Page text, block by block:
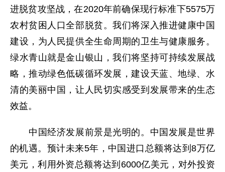
进脱贫攻坚战，在2020年前确保现行标准下5575万
农村贫困人口全部脱贫。我们将深入推进健康中国
建设，为人民提供全生命周期的卫生与健康服务。
绿水青山就是金山银山，我们将坚持可持续发展战
略，推动绿色低碳循环发展，建设天蓝、地绿、水
清的美丽中国，让人民切实感受到发展带来的生态
效益。
中国经济发展前景是光明的。中国发展是世界
的机遇。预计未来5年，中国进口总额将达到8万亿
美元，利用外资总额将达到6000亿美元，对外投资